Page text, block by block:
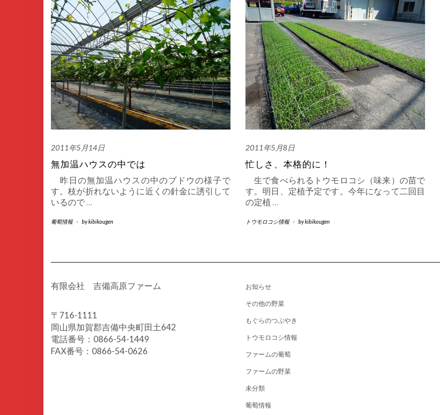
2011年5月14日
無加温ハウスの中では
昨日の無加温ハウスの中のブドウの様子で
す。枝が折れないように近くの針金に誘引して
いるので…
葡萄情報 - bykibikougen
2011年5月8日
忙しさ、本格的に！
生で食べられるトウモロコシ（味来）の苗で
す。明日、定植予定です。今年になって二回目
の定植 …
トウモロコシ情報 - bykibikougen
有限会社 吉備高原ファーム
〒716-1111
岡山県加賀郡吉備中央町田土642
電話番号：0866-54-1449
FAX番号：0866-54-0626
お知らせ
その他の野菜
もぐらのつぶやき
トウモロコシ情報
ファームの葡萄
ファームの野菜
未分類
葡萄情報